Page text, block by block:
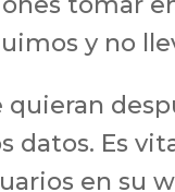
y no
quieran
datos. Es
en su